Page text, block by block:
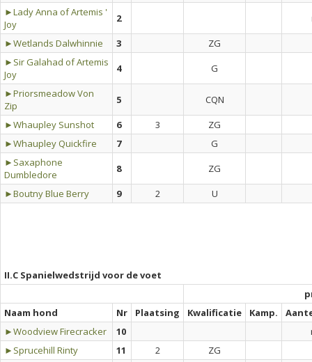
►Lady Anna of Artemis '
Joy
2
►Wetlands Dalwhinnie
3
ZG
►Sir Galahad of Artemis
Joy
4
G
►Priorsmeadow Von
Zip
5
CQN
►Whaupley Sunshot
6 3
ZG
►Whaupley Quickfire
7
G
►Saxaphone
Dumbledore
8
ZG
►Boutny Blue Berry
9 2 U
II.C Spanielwedstrijd voor de voet
Naam hond
Nr Plaatsing Kwalificatie Kamp.
►Woodview Firecracker
10
►Sprucehill Rinty
11 2
ZG